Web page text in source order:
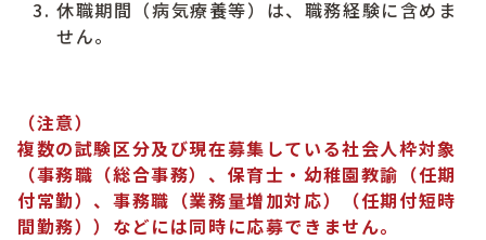
休職期間（病気療養等）は、職務経験に含めま
せん。
（注意）
複数の試験区分及び現在募集している社会人枠対象
（事務職（総合事務）、保育士・幼稚園教諭（任期
付常勤）、事務職（業務量増加対応）（任期付短時
間勤務））などには同時に応募できません。